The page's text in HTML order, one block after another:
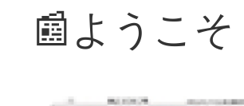
📰ようこ